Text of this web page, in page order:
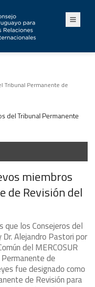
Tribunal Permanente de
miembros
de Revisión del
que los Consejeros del
Dr. Alejandro Pastori por
del MERCOSUR
de
fue designado como
de Revisión para